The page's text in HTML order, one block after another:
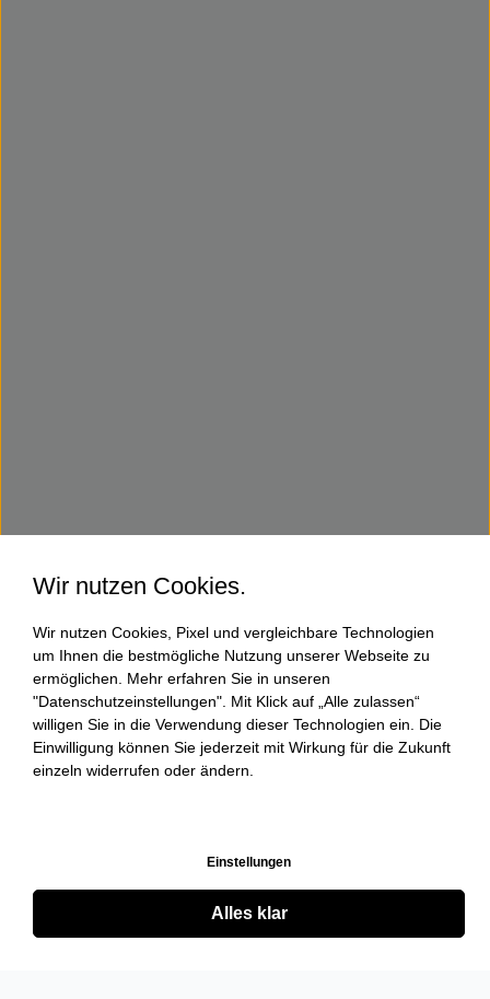
Wir nutzen Cookies.
Wir nutzen Cookies, Pixel und vergleichbare Technologien
um Ihnen die bestmögliche Nutzung unserer Webseite zu
ermöglichen. Mehr erfahren Sie in unseren
"Datenschutzeinstellungen". Mit Klick auf „Alle zulassen“
willigen Sie in die Verwendung dieser Technologien ein. Die
Einwilligung können Sie jederzeit mit Wirkung für die Zukunft
einzeln widerrufen oder ändern.
Einstellungen
Alles klar